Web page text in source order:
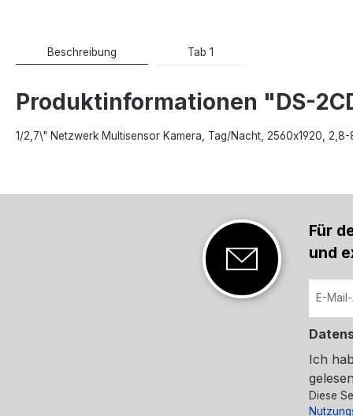
Beschreibung Tab 1
Produktinformationen "DS-
1/2,7\" Netzwerk Multisensor Kamera, Tag/Nacht, 2560x1920, 2,8-
Für
und
Ich
Diese